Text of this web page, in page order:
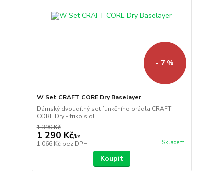
- 7 %
W Set CRAFT CORE Dry Baselayer
Dámský dvoudílný set funkčního prádla CRAFT
CORE Dry - triko s dl...
1 390 Kč
1 290 Kč/ks
1 066 Kč bez DPH Skladem
Koupit